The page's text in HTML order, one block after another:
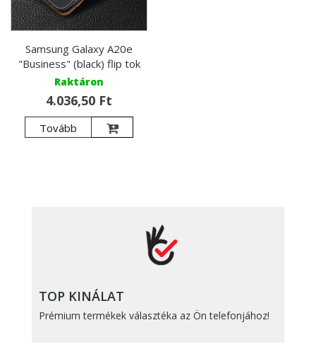
Samsung Galaxy A20e
"Business" (black) flip tok
Raktáron
4.036,50 Ft
Tovább
TOP KINÁLAT
Prémium termékek választéka az Ön telefonjához!